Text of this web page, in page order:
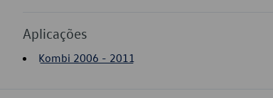
Aplicações
Kombi 2006 - 2011